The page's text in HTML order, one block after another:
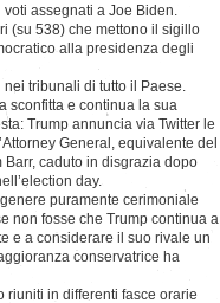
assegnati a Joe Biden.
(su 538) che mettono il sigillo
alla presidenza degli
tribunali di tutto il Paese.
sconfitta e continua la sua
Trump annuncia via Twitter le
General, equivalente del
caduto in disgrazia dopo
day.
puramente cerimoniale
non fosse che Trump continua a
e a considerare il suo rivale un
conservatrice ha
riuniti in differenti fasce orarie